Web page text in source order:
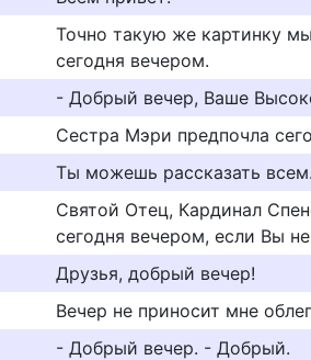
Точно такую же картинку
сегодня вечером.
- Добрый вечер, Ваше
Сестра Мэри предпочла
Ты можешь рассказать
Святой Отец, Кардинал
сегодня вечером, если Вы
Друзья, добрый вечер!
Вечер не приносит мне
- Добрый вечер. - Добрый.